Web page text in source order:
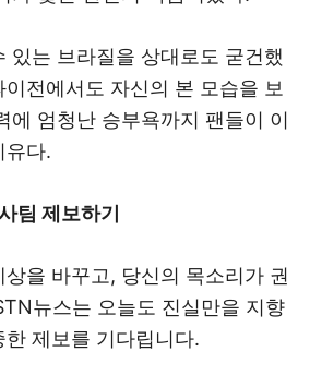
있는 브라질을 상대로도 굳건했
전에서도 자신의 본 모습을 보
에 엄청난 승부욕까지 팬들이 이
유다.
팀 제보하기
을 바꾸고, 당신의 목소리가 권
뉴스는 오늘도 진실만을 지향
제보를 기다립니다.